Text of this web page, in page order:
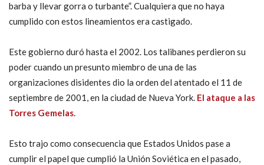
barba y llevar gorra o turbante”. Cualquiera que no haya
cumplido con estos lineamientos era castigado.
Este gobierno duró hasta el 2002. Los talibanes perdieron su
poder cuando un presunto miembro de una de las
organizaciones disidentes dio la orden del atentado el 11 de
septiembre de 2001, en la ciudad de Nueva York. El ataque a las
Torres Gemelas.
Esto trajo como consecuencia que Estados Unidos pase a
cumplir el papel que cumplió la Unión Soviética en el pasado,